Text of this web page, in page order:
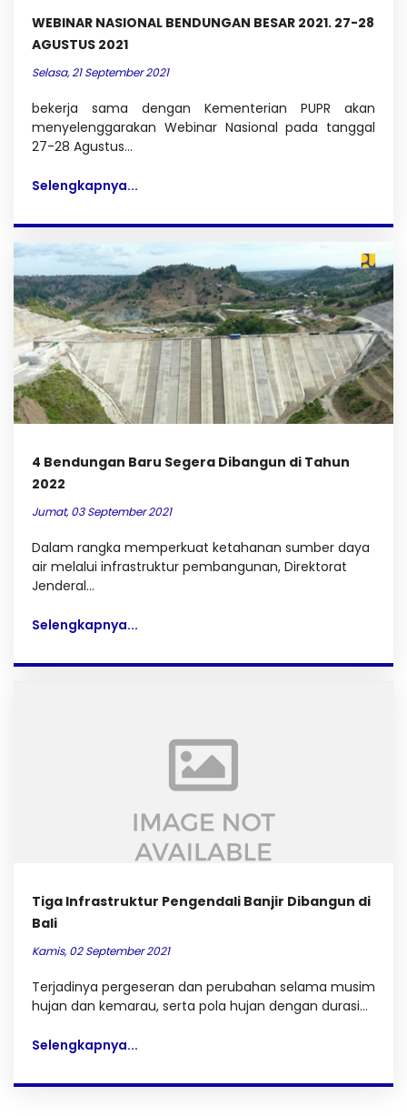
WEBINAR NASIONAL BENDUNGAN BESAR 2021. 27-28
AGUSTUS 2021
Selasa, 21 September 2021
bekerja sama dengan Kementerian PUPR akan
menyelenggarakan Webinar Nasional pada tanggal
27-28 Agustus...
Selengkapnya...
4 Bendungan Baru Segera Dibangun di Tahun
2022
Jumat, 03 September 2021
Dalam rangka memperkuat ketahanan sumber daya
air melalui infrastruktur pembangunan, Direktorat
Jenderal...
Selengkapnya...
Tiga Infrastruktur Pengendali Banjir Dibangun di
Bali
Kamis, 02 September 2021
Terjadinya pergeseran dan perubahan selama musim
hujan dan kemarau, serta pola hujan dengan durasi...
Selengkapnya...